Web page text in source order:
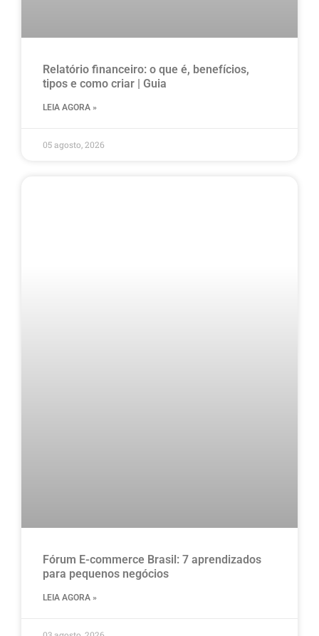
Relatório financeiro: o que é, benefícios,
tipos e como criar | Guia
LEIA AGORA »
05 agosto, 2026
Fórum E-commerce Brasil: 7 aprendizados
para pequenos negócios
LEIA AGORA »